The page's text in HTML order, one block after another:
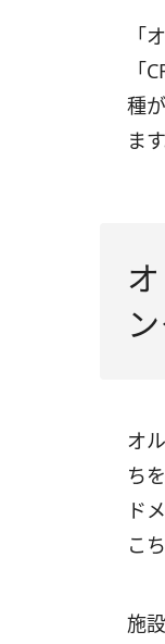
「
「
種
ます
オ
ち
ド
こ
施